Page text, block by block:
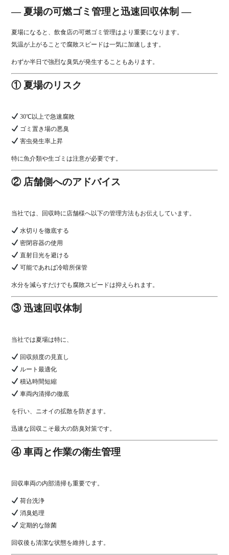
― 夏場の可燃ゴミ管理と迅速回収体制 ―
夏場になると、飲食店の可燃ゴミ管理はより重要になります。
気温が上がることで腐敗スピードは一気に加速します。
わずか半日で強烈な臭気が発生することもあります。
① 夏場のリスク
30℃以上で急速腐敗
ゴミ置き場の悪臭
害虫発生率上昇
特に魚介類や生ゴミは注意が必要です。
② 店舗側へのアドバイス
当社では、回収時に店舗様へ以下の管理方法もお伝えしています。
水切りを徹底する
密閉容器の使用
直射日光を避ける
可能であれば冷暗所保管
水分を減らすだけでも腐敗スピードは抑えられます。
③ 迅速回収体制
当社では夏場は特に、
回収頻度の見直し
ルート最適化
積込時間短縮
車両内清掃の徹底
を行い、ニオイの拡散を防ぎます。
迅速な回収こそ最大の防臭対策です。
④ 車両と作業の衛生管理
回収車両の内部清掃も重要です。
荷台洗浄
消臭処理
定期的な除菌
回収後も清潔な状態を維持します。